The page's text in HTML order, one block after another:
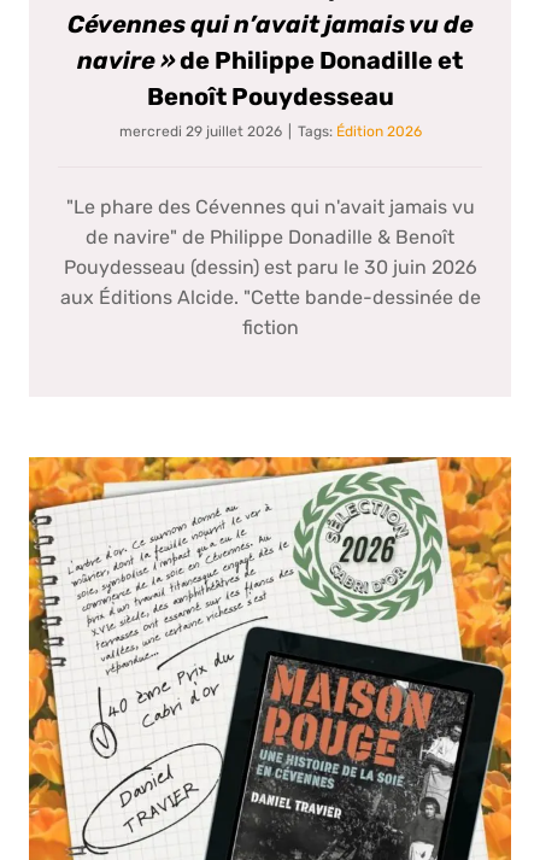
Cévennes qui n’avait jamais vu de
navire »de Philippe Donadille et
Benoît Pouydesseau
mercredi 29 juillet 2026 Tags: Édition 2026
"Le phare des Cévennes qui n'avait jamais vu
de navire" de Philippe Donadille & Benoît
Pouydesseau (dessin) est paru le 30 juin 2026
aux Éditions Alcide. "Cette bande-dessinée de
fiction